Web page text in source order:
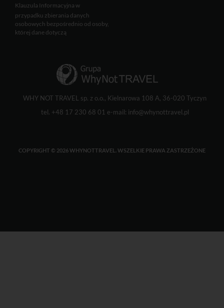
WHY NOT TRAVEL sp. z o.o., Kielnarowa 108 A, 36-020 Tyczyn
tel. +48 17 230 68 01 e-mail: info@whynottravel.pl
Klauzula Informacyjna w
przypadku zbierania danych
osobowych bezpośrednio od osoby,
której dane dotyczą
COPYRIGHT © 2026 WHYNOTTRAVEL. WSZELKIE PRAWA ZASTRZEŻONE